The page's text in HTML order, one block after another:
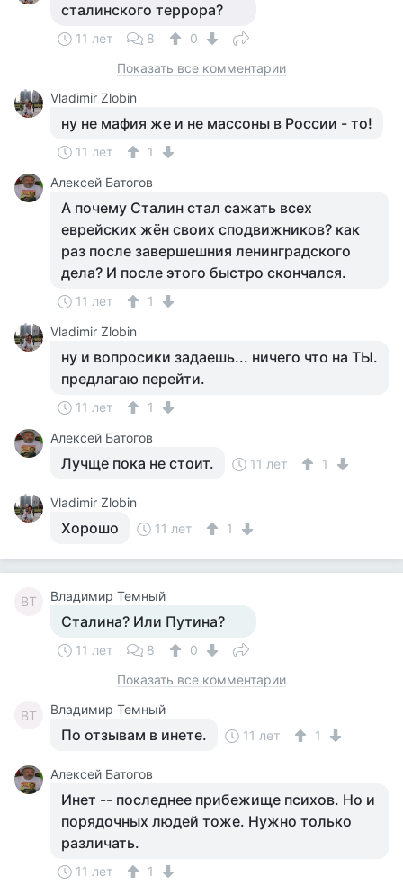
сталинского террора?
11 лет 8
0
Показать все комментарии
Vladimir Zlobin
ну не мафия же и не массоны в России - то!
11 лет
1
Алексей Батогов
А почему Сталин стал сажать всех
еврейских жён своих сподвижников? как
раз после завершешния ленинградского
дела? И после этого быстро скончался.
11 лет
1
Vladimir Zlobin
ну и вопросики задаешь... ничего что на ТЫ.
предлагаю перейти.
11 лет
1
Алексей Батогов
Лучще пока не стоит. 11 лет 1
Vladimir Zlobin
Хорошо 11 лет 1
ВТ Владимир Темный
Сталина? Или Путина?
11 лет 8
0
Показать все комментарии
ВТ Владимир Темный
По отзывам в инете. 11 лет 1
Алексей Батогов
Инет -- последнее прибежище психов. Но и
порядочных людей тоже. Нужно только
различать.
11 лет 1